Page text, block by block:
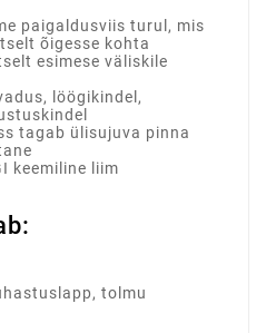
paigaldusviis turul, mis
õigesse kohta
esimese väliskile
löögikindel,
tagab ülisujuva pinna
keemiline liim
tolmu